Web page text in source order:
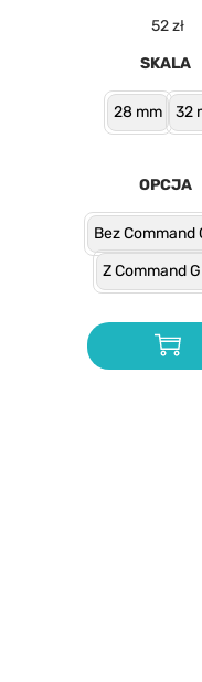
52zł
SKALA
28 mm 32
OPCJA
Bez Command
Z Command